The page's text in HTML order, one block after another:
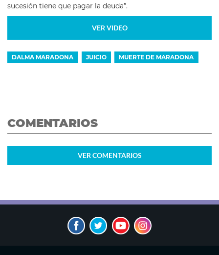
sucesión tiene que pagar la deuda”.
VER VIDEO
DALMA MARADONA JUICIO MUERTE DE MARADONA
COMENTARIOS
VER COMENTARIOS